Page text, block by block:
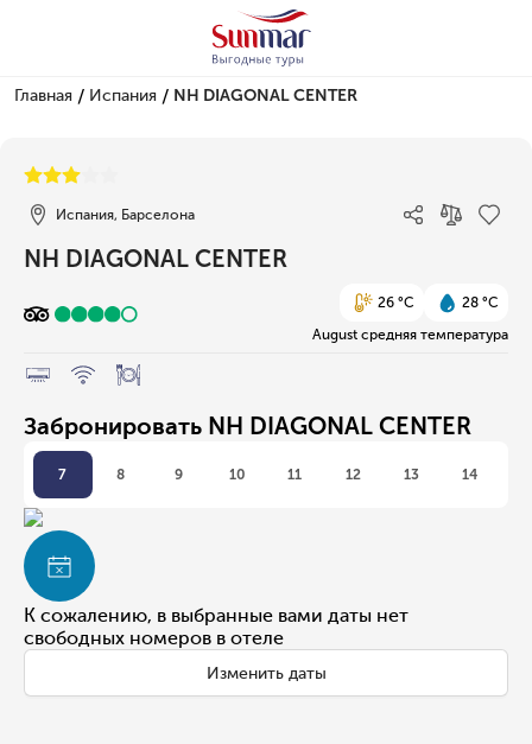
Главная / Испания / NH DIAGONAL CENTER
Испания, Барселона
NH DIAGONAL CENTER
26 °C
28 °C
August средняя температура
Забронировать NH DIAGONAL CENTER
7 8 9 10 11 12 13 14
К сожалению, в выбранные вами даты нет
свободных номеров в отеле
Изменить даты